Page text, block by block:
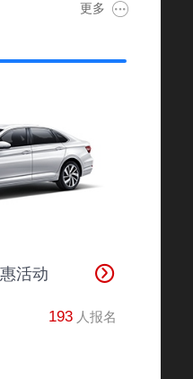
22分钟前
20分钟前
半小时前
2分钟前
1分钟前
10分钟前
更多
活动
193 人报名